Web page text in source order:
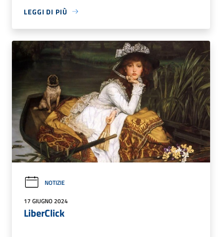
LEGGI DI PIÙ
NOTIZIE
17 GIUGNO 2024
LiberClick